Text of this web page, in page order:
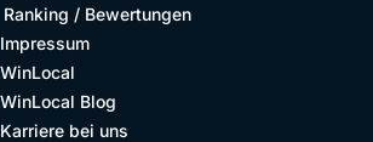
Ranking / Bewertungen
Impressum
WinLocal
WinLocal Blog
Karriere bei uns